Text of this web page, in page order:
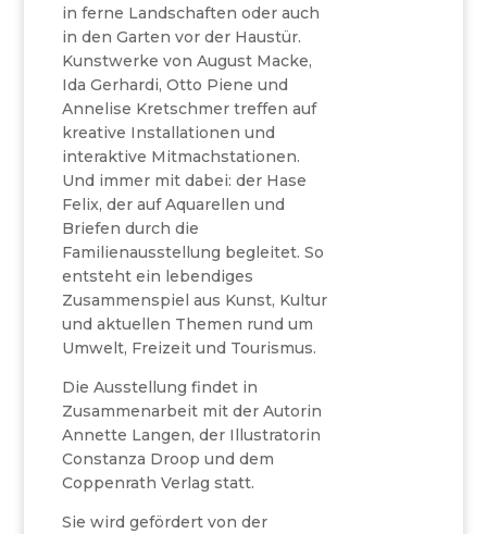
in ferne Landschaften oder auch
in den Garten vor der Haustür.
Kunstwerke von August Macke,
Ida Gerhardi, Otto Piene und
Annelise Kretschmer treffen auf
kreative Installationen und
interaktive Mitmachstationen.
Und immer mit dabei: der Hase
Felix, der auf Aquarellen und
Briefen durch die
Familienausstellung begleitet. So
entsteht ein lebendiges
Zusammenspiel aus Kunst, Kultur
und aktuellen Themen rund um
Umwelt, Freizeit und Tourismus.
Die Ausstellung findet in
Zusammenarbeit mit der Autorin
Annette Langen, der Illustratorin
Constanza Droop und dem
Coppenrath Verlag statt.
Sie wird gefördert von der